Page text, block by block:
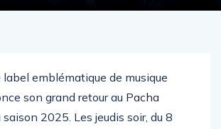
label emblématique de musique
son grand retour au Pacha
saison 2025. Les jeudis soir, du 8